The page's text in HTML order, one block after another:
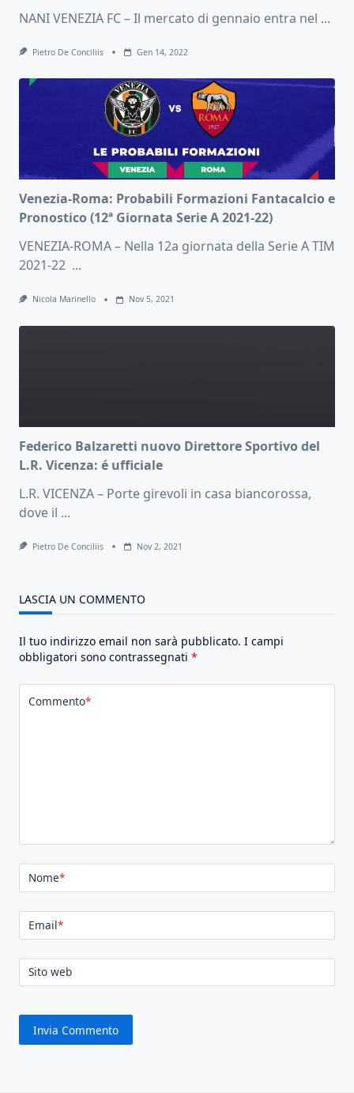
NANI VENEZIA FC – Il mercato di gennaio entra nel ...
Pietro De Conciliis Gen 14, 2022
Venezia-Roma: Probabili Formazioni Fantacalcio e
Pronostico (12ª Giornata Serie A 2021-22)
VENEZIA-ROMA – Nella 12a giornata della Serie A TIM
2021-22 ...
Nicola Marinello Nov 5, 2021
Federico Balzaretti nuovo Direttore Sportivo del
L.R. Vicenza: é ufficiale
L.R. VICENZA – Porte girevoli in casa biancorossa,
dove il ...
Pietro De Conciliis Nov 2, 2021
LASCIA UN COMMENTO
Il tuo indirizzo email non sarà pubblicato. I campi
obbligatori sono contrassegnati *
Commento*
Nome*
Email*
Sito web